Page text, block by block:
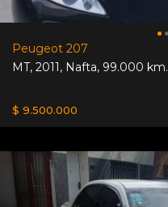
Peugeot 207
MT, 2011, Nafta, 99.000 km.
$ 9.500.000